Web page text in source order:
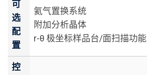
可
选
配
置
氦气置换系统
附加分析晶体
r-θ 极坐标样品台/面扫描功能
控